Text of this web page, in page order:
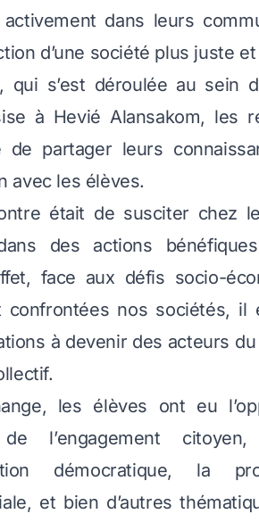
dans leurs
d’une société plus juste
s’est déroulée au sein
à Hevié Alansakom, les
de partager leurs
avec les élèves.
était de susciter chez
des actions
face aux défis socio-
confrontées nos sociétés, il
à devenir des acteurs
les élèves ont eu
l’engagement citoyen,
démocratique, la
et bien d’autres